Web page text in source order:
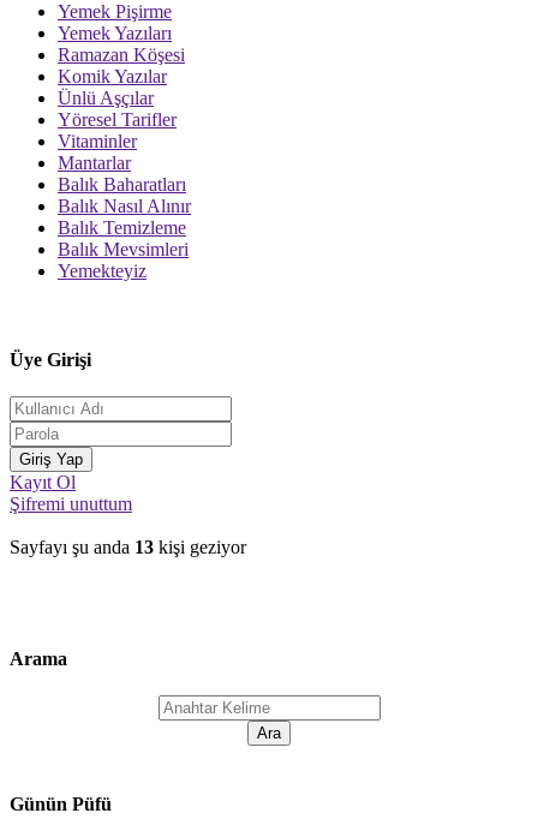
Yemek Pişirme
Yemek Yazıları
Ramazan Köşesi
Komik Yazılar
Ünlü Aşçılar
Yöresel Tarifler
Vitaminler
Mantarlar
Balık Baharatları
Balık Nasıl Alınır
Balık Temizleme
Balık Mevsimleri
Yemekteyiz
Üye Girişi
Kayıt Ol
Şifremi unuttum
Sayfayı şu anda 13 kişi geziyor
Arama
Günün Püfü